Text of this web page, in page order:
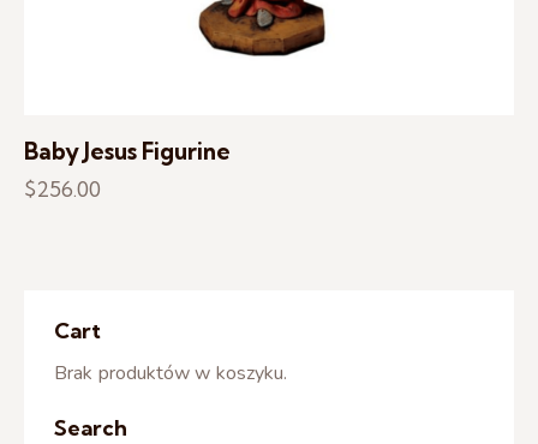
Baby Jesus Figurine
$256.00
Cart
Brak produktów w koszyku.
Search